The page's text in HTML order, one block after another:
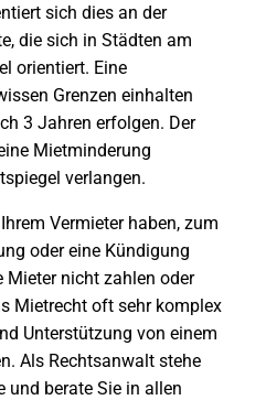
sich dies an der
die sich in Städten am
orientiert. Eine
Grenzen einhalten
3 Jahren erfolgen. Der
Mietminderung
verlangen.
Vermieter haben, zum
oder eine Kündigung
Mieter nicht zahlen oder
Mietrecht oft sehr komplex
Unterstützung von einem
Als Rechtsanwalt stehe
und berate Sie in allen